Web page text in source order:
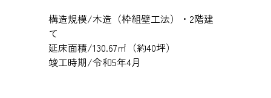
構造規模/木造（枠組壁工法）・2階建
て
延床面積/130.67㎡（約40坪）
竣工時期/令和5年4月